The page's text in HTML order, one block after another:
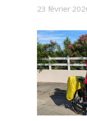
23 février